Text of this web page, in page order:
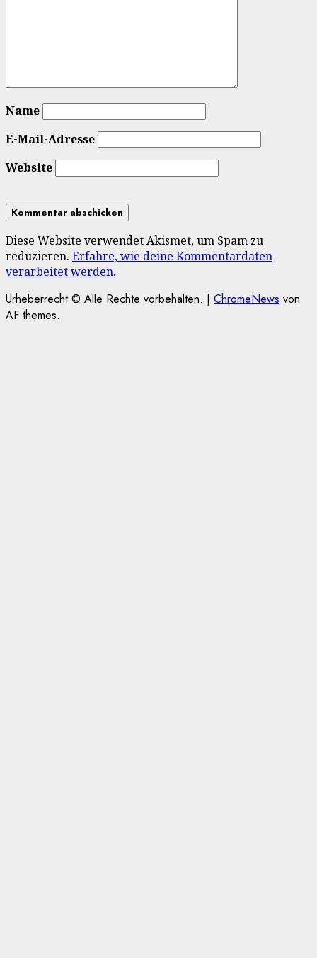
Name
E-Mail-Adresse
Website
Diese Website verwendet Akismet, um Spam zu
reduzieren. Erfahre, wie deine Kommentardaten
verarbeitet werden.
Urheberrecht © Alle Rechte vorbehalten. | ChromeNews von
AF themes.